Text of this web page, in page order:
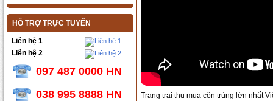
HỖ TRỢ TRỰC TUYẾN
Liên hệ 1
Liên hệ 2
097 487 0000 HN
038 995 8888 HN
Trang trại thu mua côn trùng lớn nhất